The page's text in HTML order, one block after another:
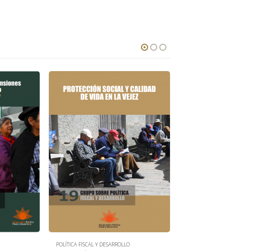
POLÍTICA FISCAL Y DESARROLLO